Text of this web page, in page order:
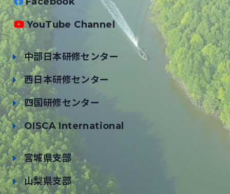
YouTube Channel
中部日本研修センター
西日本研修センター
四国研修センター
OISCA International
宮城県支部
山梨県支部